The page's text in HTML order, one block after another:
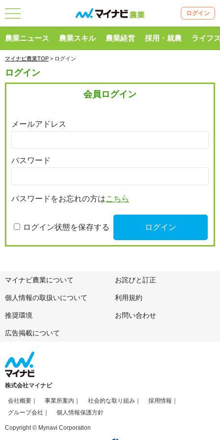
ログイン
農業ニュース 農業スキル 農業経営 採用・就農 ライフ
マイナビ農業TOP > ログイン
ログイン
会員ログイン
メールアドレス
パスワード
パスワードをお忘れの方はこちら
ログイン状態を保存する
マイナビ農業について お詫びと訂正
個人情報の取扱いについて 利用規約
推奨環境 お問い合わせ
広告掲載について
株式会社マイナビ
会社概要 事業所案内 社会的な取り組み
採用情報
グループ会社
個人情報保護方針
Copyright © Mynavi Corporation